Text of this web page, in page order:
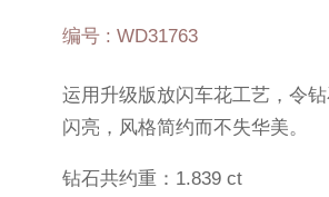
编号 : WD31763
运用升级版放闪车花工艺，令
闪亮，风格简约而不失华美。
钻石共约重：1.839 ct